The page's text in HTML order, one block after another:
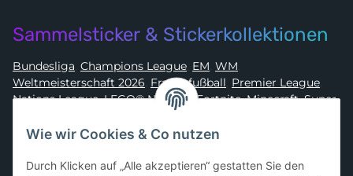
Sammelsticker & Stickerkollektionen
Bundesliga, Champions League, EM, WM,
Weltmeisterschaft 2026, Frauenfußball, Premier League,
Nations League, LEGO® Ninjago Fortnite,Minecraft,Super
Asterix
Sammelkarten-Zubehör &
Wie wir Cookies & Co nutzen
Durch Klicken auf „Alle akzeptieren“ gestatten Sie den